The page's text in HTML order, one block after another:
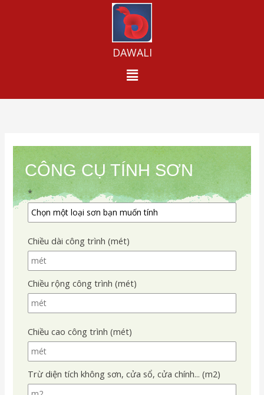
DAWALI
Menu
CÔNG CỤ TÍNH SƠN
*
Chiều dài công trình (mét)
Chiều rộng công trình (mét)
Chiều cao công trình (mét)
Trừ diện tích không sơn, cửa sổ, cửa chính... (m2)